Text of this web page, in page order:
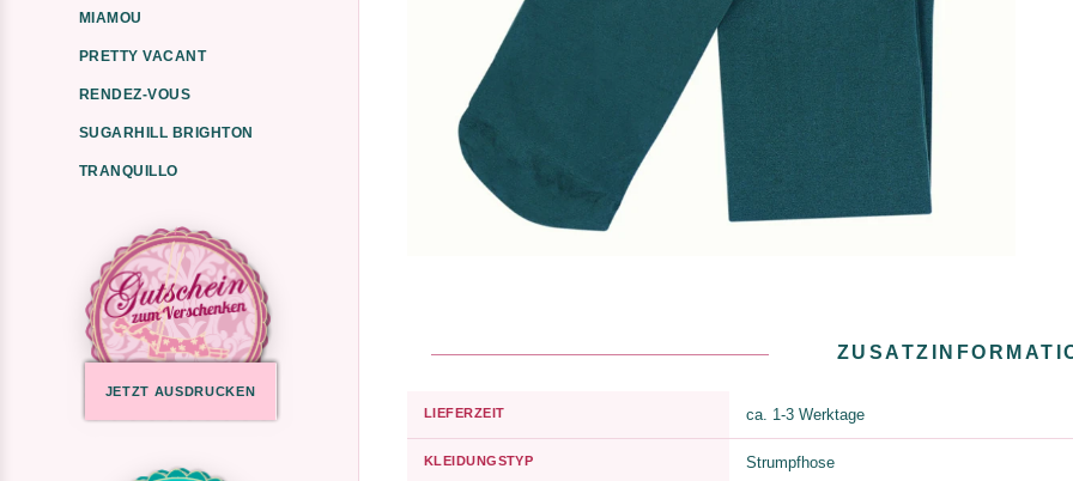
MIAMOU
PRETTY VACANT
RENDEZ-VOUS
SUGARHILL BRIGHTON
TRANQUILLO
JETZT AUSDRUCKEN
LIEFERZEIT ca. 1-3 Werktage
KLEIDUNGSTYP Strumpfhose